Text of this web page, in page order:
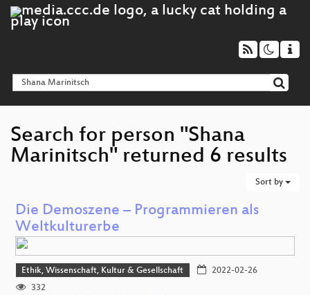
Search for person "Shana
Marinitsch" returned 6 results
Sort by
Die Demoszene – Programmieren als
Weltkulturerbe
Ethik, Wissenschaft, Kultur & Gesellschaft
2022-02-26
332